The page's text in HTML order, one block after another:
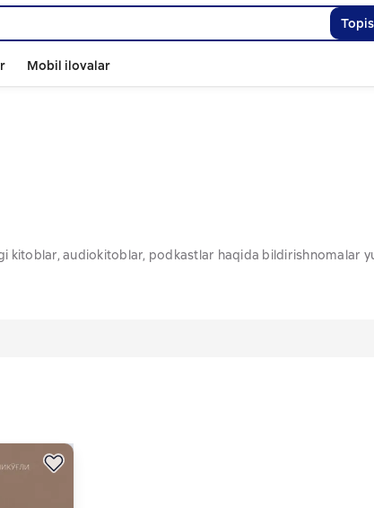
Mobil ilovalar
kitoblar, audiokitoblar, podkastlar haqida bildirishnomalar